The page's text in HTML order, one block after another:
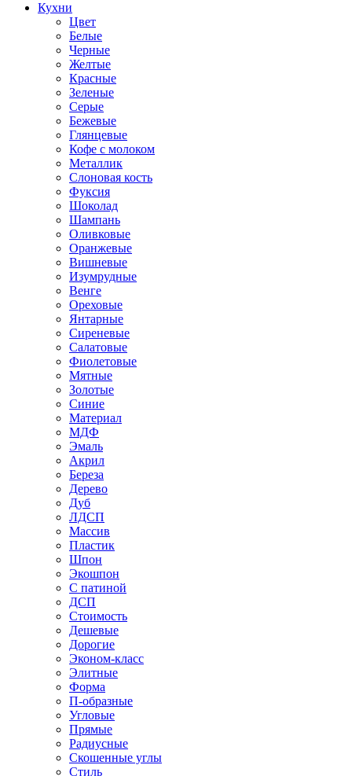
Кухни
Цвет
Белые
Черные
Желтые
Красные
Зеленые
Серые
Бежевые
Глянцевые
Кофе с молоком
Металлик
Слоновая кость
Фуксия
Шоколад
Шампань
Оливковые
Оранжевые
Вишневые
Изумрудные
Венге
Ореховые
Янтарные
Сиреневые
Салатовые
Фиолетовые
Мятные
Золотые
Синие
Материал
МДФ
Эмаль
Акрил
Береза
Дерево
Дуб
ЛДСП
Массив
Пластик
Шпон
Экошпон
С патиной
ДСП
Стоимость
Дешевые
Дорогие
Эконом-класс
Элитные
Форма
П-образные
Угловые
Прямые
Радиусные
Скошенные углы
Стиль